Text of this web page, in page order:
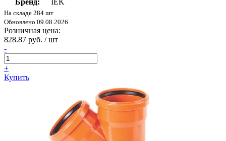
Бренд:
IEK
На складе 284 шт
Обновлено 09.08.2026
Розничная цена:
828.87 руб. / шт
-
+
Купить